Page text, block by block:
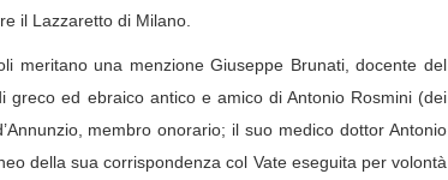
il Lazzaretto di Milano.
una menzione Giuseppe Brunati, docente del
ed ebraico antico e amico di Antonio Rosmini (dei
membro onorario; il suo medico dottor Antonio
della sua corrispondenza col Vate eseguita per volontà